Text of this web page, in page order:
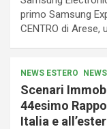
primo Samsung
CENTRO di Arese,
NEWS ESTERO
Scenari
44esimo
Italia e